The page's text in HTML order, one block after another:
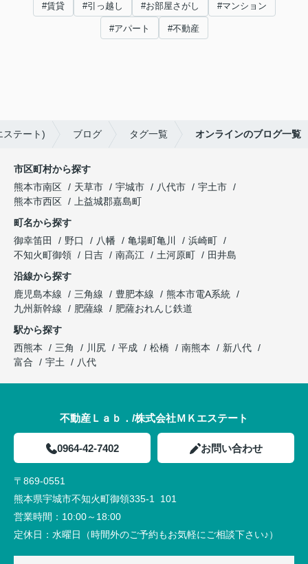
#賃貸 #引っ越し #お部屋さがし #マンション
#アパート #不動産
ステート) ブログ タグ一覧 オンラインのブログ一覧
市区町村から探す
熊本市南区
天草市 宇城市 八代市
宇土市
熊本市西区
上益城郡嘉島町
町名から探す
御幸笛田
野口 八幡 亀場町亀川
浜崎町
不知火町御領
日吉 南高江 土河原町
田井島
沿線から探す
鹿児島本線
三角線 豊肥本線
熊本市電A系統
九州新幹線
肥薩線
肥薩おれんじ鉄道
駅から探す
西熊本
三角 川尻 平成 松橋 南熊本
新八代
富合
宇土 八代
不動産Ｌａｂ．/株式会社ＭＫエステート
0964-42-7402 お問い合わせ
〒869-0551
熊本県宇城市不知火町御領335-1 101
営業時間： 10:00～18:00
定休日： 水曜日（時間外のご予約もお気軽にご相談下さい♪）